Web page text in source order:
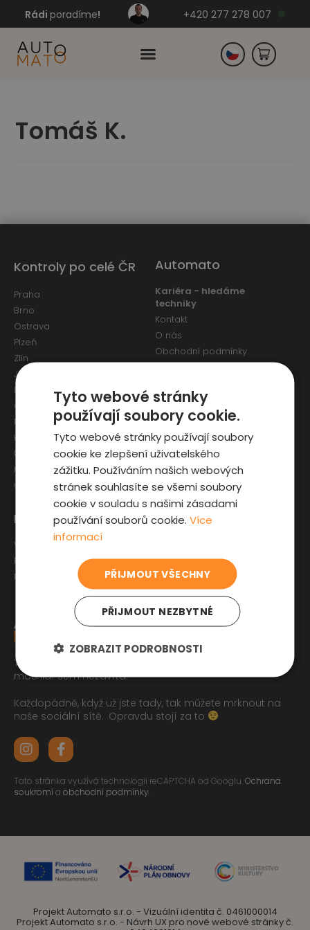
Rádi poradíme! +420 277 278 007
Tomáš K.
Tak jste se pročetli až sem dolu jo? To zasluhuje respekt,
moc lidí sem nezavítá.
Každopádně, když už jste tady, tak můžete mrknout na
naše sociální sítě. Opravdu stojí za to
Tato stránka využívá technologii reCAPTCHA od Googlu.Ochrana
soukromía obchodní podmínky.
Pro zákazníky
Výběr auta
Fyzická kontrola auta
Prověrka historie
Zajímavosti
Kupní smlouva na auto
Jak registrovat auto
Sleva pro IZS
Automato
Kariéra - hledáme
techniky
Kontakt
O nás
Obchodní podmínky
Kontroly po celé ČR
Praha
Brno
Ostrava
Plzeň
Zlín
Jihlava
Liberec
Olomouc
Pardubice
Karlovy Vary
Ústí nad Labem
Hradec Králové
České Budějovice
Projekt Automato s.r.o. - Vizuální identita č. 0461000014
Projekt Automato s.r.o. - Návrh UX pro nové webové stránky č.
Tyto webové stránky
používají soubory cookie.
Tyto webové stránky používají soubory
cookie ke zlepšení uživatelského
zážitku. Používáním našich webových
stránek souhlasíte se všemi soubory
cookie v souladu s našimi zásadami
používání souborů cookie.Více
informací
PŘIJMOUT VŠECHNY
PŘIJMOUT NEZBYTNÉ
ZOBRAZIT PODROBNOSTI